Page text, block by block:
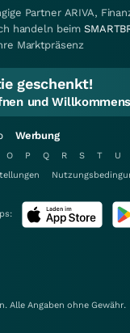
Partner ARIVA,
handeln beim
Marktpräsenz
geschenkt!
und
Werbung
O P Q R S T U
Alle Angaben ohne Gewähr.